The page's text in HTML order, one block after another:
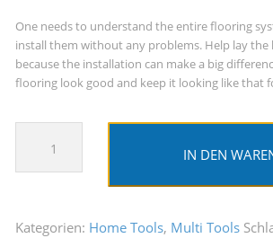
One needs to understand the entire flooring
install them without any problems. Help lay
because the installation can make a big
flooring look good and keep it looking like that
Driller
IN DEN
Kategorien: Home Tools, Multi Tools